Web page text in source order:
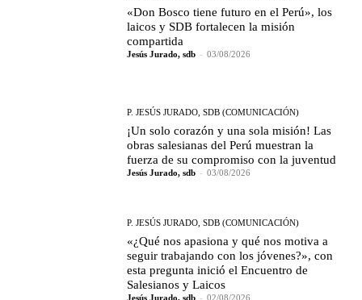
«Don Bosco tiene futuro en el Perú», los
laicos y SDB fortalecen la misión
compartida
Jesús Jurado, sdb - 03/08/2026
P. JESÚS JURADO, SDB (COMUNICACIÓN)
¡Un solo corazón y una sola misión! Las
obras salesianas del Perú muestran la
fuerza de su compromiso con la juventud
Jesús Jurado, sdb - 03/08/2026
P. JESÚS JURADO, SDB (COMUNICACIÓN)
«¿Qué nos apasiona y qué nos motiva a
seguir trabajando con los jóvenes?», con
esta pregunta inició el Encuentro de
Salesianos y Laicos
Jesús Jurado, sdb - 02/08/2026